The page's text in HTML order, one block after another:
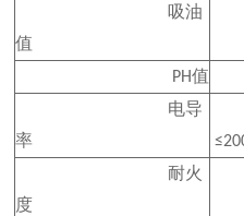
吸油
值
PH值
电导
率
耐火
度